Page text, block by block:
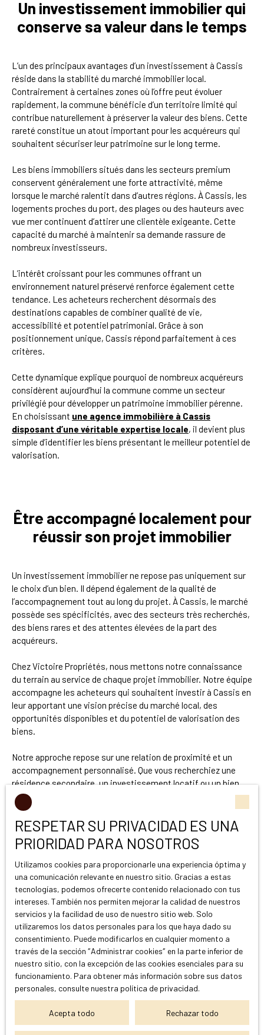
Un investissement immobilier qui
conserve sa valeur dans le temps
L’un des principaux avantages d’un investissement à Cassis
réside dans la stabilité du marché immobilier local.
Contrairement à certaines zones où l’offre peut évoluer
rapidement, la commune bénéficie d’un territoire limité qui
contribue naturellement à préserver la valeur des biens. Cette
rareté constitue un atout important pour les acquéreurs qui
souhaitent sécuriser leur patrimoine sur le long terme.
Les biens immobiliers situés dans les secteurs premium
conservent généralement une forte attractivité, même
lorsque le marché ralentit dans d’autres régions. À Cassis, les
logements proches du port, des plages ou des hauteurs avec
vue mer continuent d’attirer une clientèle exigeante. Cette
capacité du marché à maintenir sa demande rassure de
nombreux investisseurs.
L’intérêt croissant pour les communes offrant un
environnement naturel préservé renforce également cette
tendance. Les acheteurs recherchent désormais des
destinations capables de combiner qualité de vie,
accessibilité et potentiel patrimonial. Grâce à son
positionnement unique, Cassis répond parfaitement à ces
critères.
Cette dynamique explique pourquoi de nombreux acquéreurs
considèrent aujourd’hui la commune comme un secteur
privilégié pour développer un patrimoine immobilier pérenne.
En choisissant une agence immobilière à Cassis
disposant d’une véritable expertise locale, il devient plus
simple d’identifier les biens présentant le meilleur potentiel de
valorisation.
Être accompagné localement pour
réussir son projet immobilier
Un investissement immobilier ne repose pas uniquement sur
le choix d’un bien. Il dépend également de la qualité de
l’accompagnement tout au long du projet. À Cassis, le marché
possède ses spécificités, avec des secteurs très recherchés,
des biens rares et des attentes élevées de la part des
acquéreurs.
Chez Victoire Propriétés, nous mettons notre connaissance
du terrain au service de chaque projet immobilier. Notre équipe
accompagne les acheteurs qui souhaitent investir à Cassis en
leur apportant une vision précise du marché local, des
opportunités disponibles et du potentiel de valorisation des
biens.
Notre approche repose sur une relation de proximité et un
accompagnement personnalisé. Que vous recherchiez une
résidence secondaire, un investissement locatif ou un bien
destiné à constituer un patrimoine familial, nous prenons le
temps de comprendre vos objectifs afin de vous orienter vers
les solutions les plus adaptées.
Grâce à notre expertise entransaction immobilière
accompagnement patrimonial, nous aidons nos clients à
sécuriser chaque étape de leur acquisition. Cette
connaissance approfondie du marché cassidain représente un
véritable avantage pour investir sereinement dans une
commune aussi recherchée.
Préparer dès aujourd’hui son
investissement à Cassis
RESPETAR SU PRIVACIDAD ES UNA
PRIORIDAD PARA NOSOTROS
Utilizamos cookies para proporcionarle una experiencia óptima y
una comunicación relevante en nuestro sitio. Gracias a estas
tecnologías, podemos ofrecerte contenido relacionado con tus
intereses. También nos permiten mejorar la calidad de nuestros
servicios y la facilidad de uso de nuestro sitio web. Solo
utilizaremos los datos personales para los que haya dado su
consentimiento. Puede modificarlos en cualquier momento a
través de la sección ″Administrar cookies″ en la parte inferior de
nuestro sitio, con la excepción de las cookies esenciales para su
funcionamiento. Para obtener más información sobre sus datos
personales, consulte nuestra política de privacidad.
Acepta todo Rechazar todo